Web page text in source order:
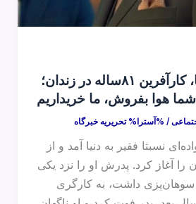
محمد ساعدی‌نیا، کارآفرین ۸۱ساله در زندان‌؛
هوا بفروش، ما خریداریم
/ %آسترا% تحریریه خبرگاه
خانواده‌ای نسبتا فقیر به دنیا آمد و از
را آغاز کرد. پدرش او را نزد یکی
سوهان‌پزی داشت، به کارگری